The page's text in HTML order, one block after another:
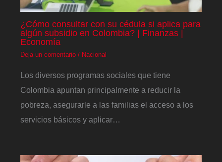
¿Cómo consultar con su cédula si aplica para
algún subsidio en Colombia? | Finanzas |
Economía
Deja un comentario / Nacional
Los diversos programas sociales que tiene
Colombia apuntan principalmente a reducir la
pobreza, asegurarle a las familias el acceso a los
servicios básicos y aplicar…